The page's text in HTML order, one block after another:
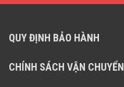
QUY ĐỊNH BẢO HÀNH
CHÍNH SÁCH VẬN CHUYỂN